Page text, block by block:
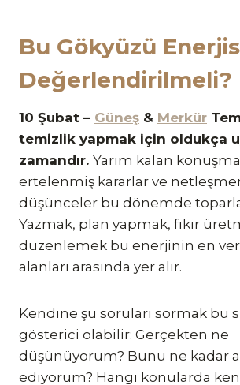
Bu Gökyüzü
Değerlendirilmeli?
10 Şubat – Güneş & Merkür
temizlik yapmak için oldukça
zamandır. Yarım kalan
ertelenmiş kararlar ve
düşünceler bu dönemde
Yazmak, plan yapmak, fikir
düzenlemek bu enerjinin en
alanları arasında yer alır.
Kendine şu soruları sormak bu
gösterici olabilir: Gerçekten ne
düşünüyorum? Bunu ne kadar
ediyorum? Hangi konularda